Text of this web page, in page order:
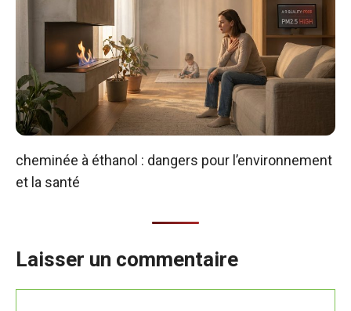
cheminée à éthanol : dangers pour l’environnement
et la santé
Laisser un commentaire